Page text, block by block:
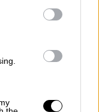
φαίνεται να
κάνει